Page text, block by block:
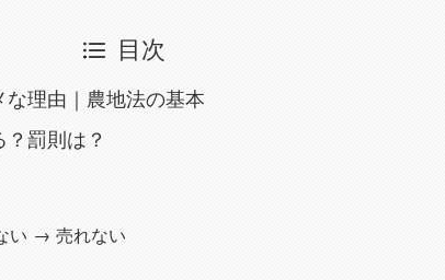
目次
理由｜農地法の基本
罰則は？
い → 売れない